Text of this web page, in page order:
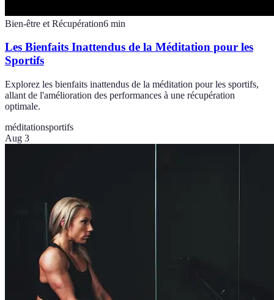
Bien-être et Récupération6 min
Les Bienfaits Inattendus de la Méditation pour les
Sportifs
Explorez les bienfaits inattendus de la méditation pour les sportifs,
allant de l'amélioration des performances à une récupération
optimale.
méditationsportifs
Aug 3